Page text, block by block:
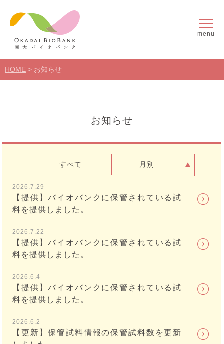
menu
HOME > お知らせ
お知らせ
すべて 月別
2026.7.29
【提供】バイオバンクに保管されている試
料を提供しました。
2026.7.22
【提供】バイオバンクに保管されている試
料を提供しました。
2026.6.4
【提供】バイオバンクに保管されている試
料を提供しました。
2026.6.2
【更新】保管試料情報の保管試料数を更新